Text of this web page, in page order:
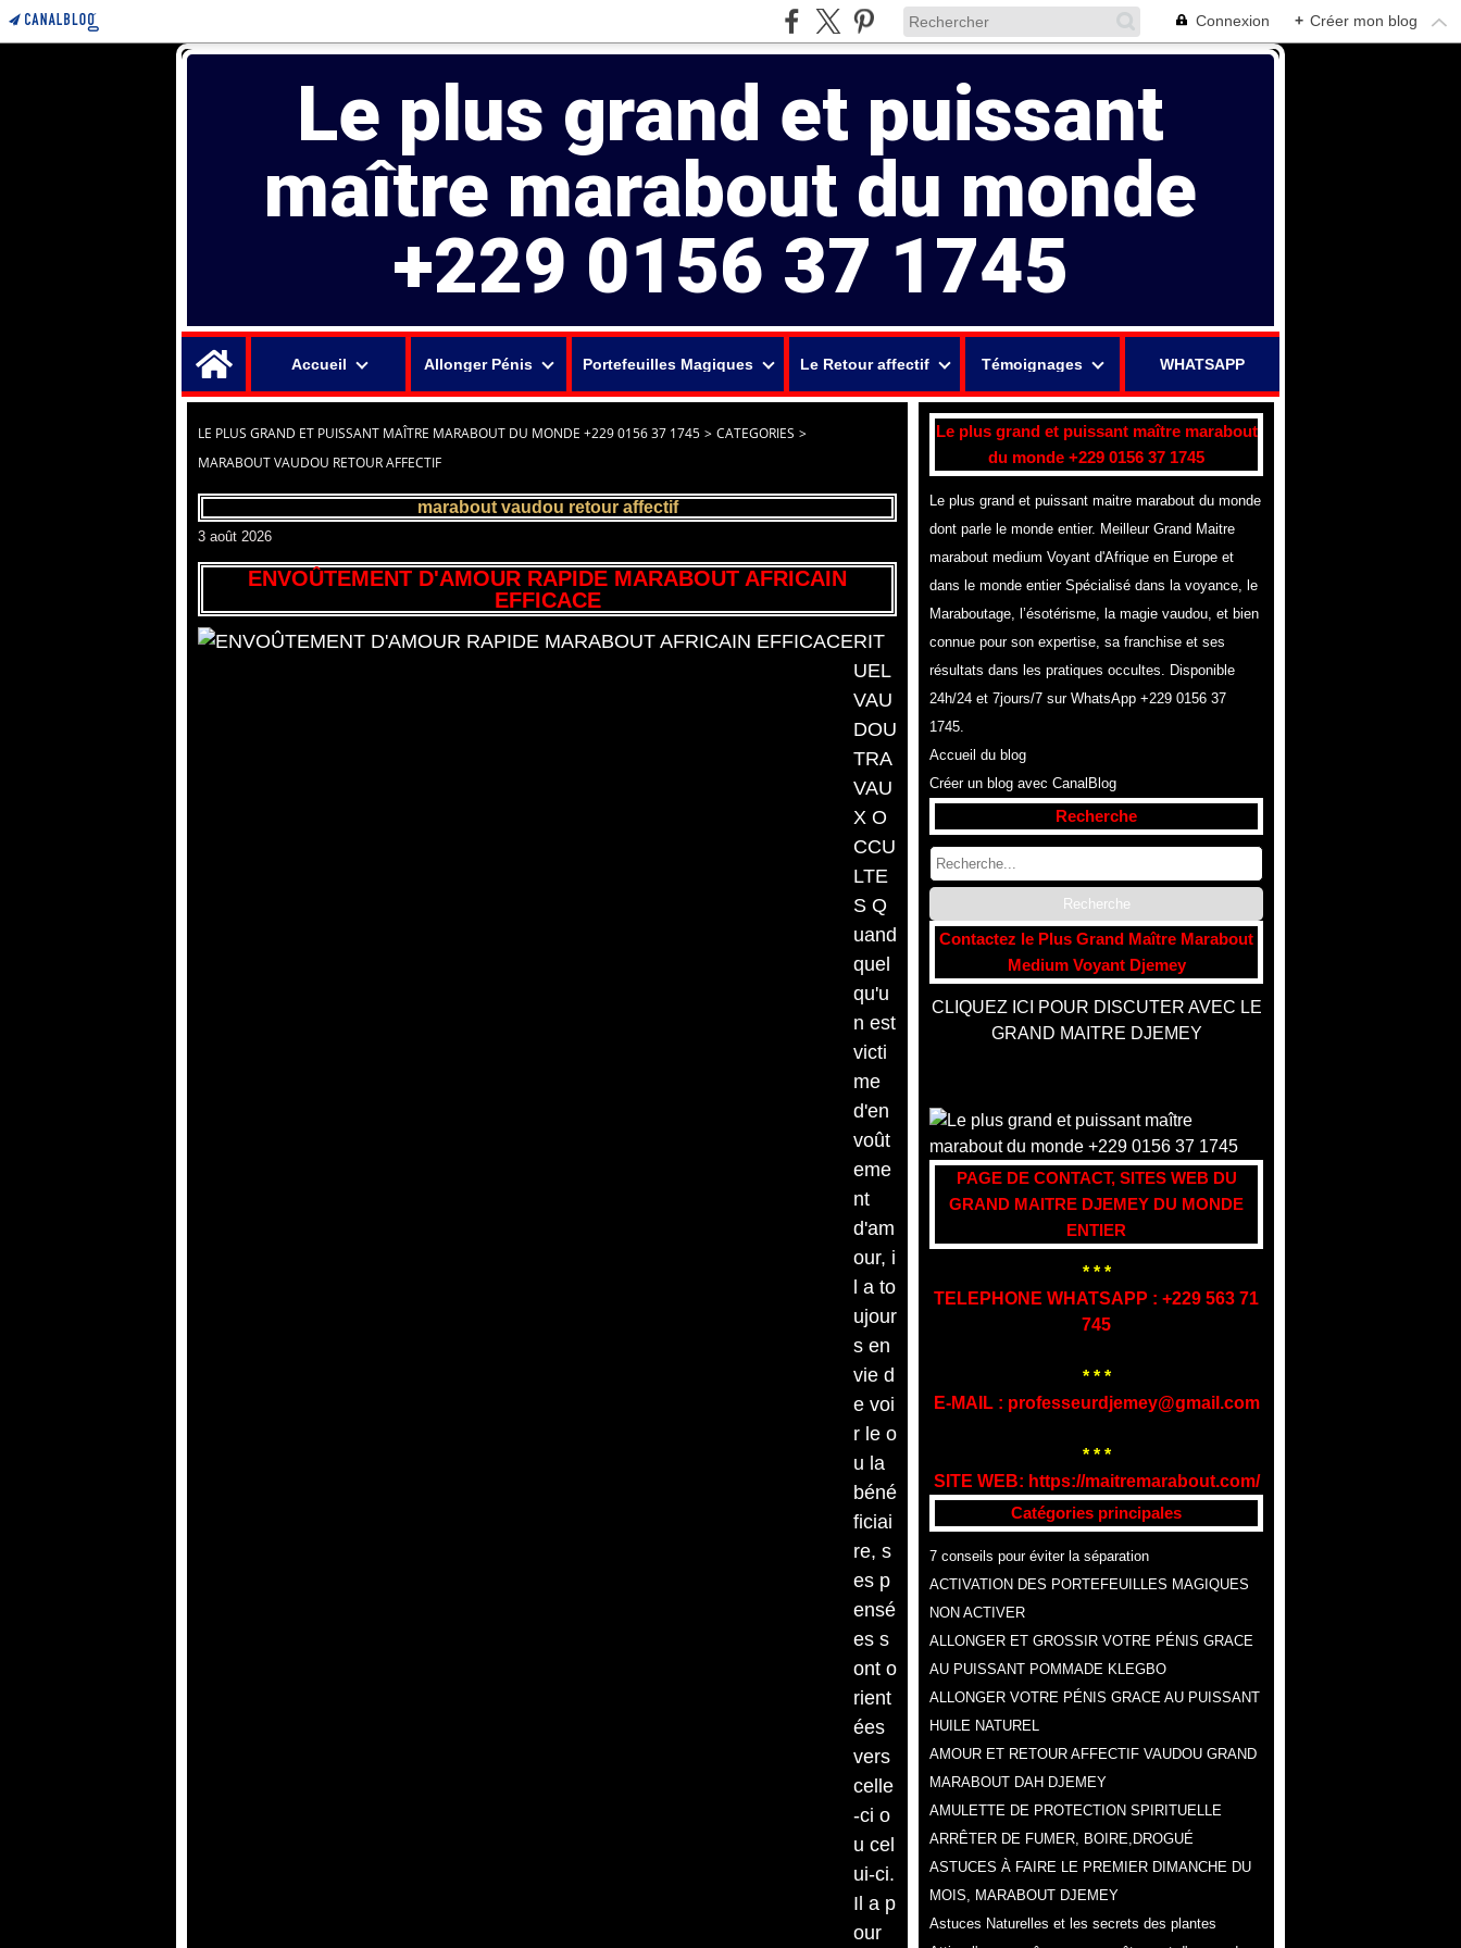
Connexion + Créer mon blog
Le plus grand et puissant
maître marabout du monde
+229 0156 37 1745
Accueil
Allonger Pénis Portefeuilles Magiques Le Retour affectif Témoignages WHATSAPP
LE PLUS GRAND ET PUISSANT MAÎTRE MARABOUT DU MONDE +229 0156 37 1745 > CATEGORIES >
MARABOUT VAUDOU RETOUR AFFECTIF
marabout vaudou retour affectif
3 août 2026
ENVOÛTEMENT D'AMOUR RAPIDE MARABOUT AFRICAIN
EFFICACE
RIT
UEL
VAU
DOU
TRA
VAU
X O
CCU
LTE
S Q
uand
quel
qu'u
n est
victi
me
d'en
voût
eme
nt
d'am
our, i
l a to
ujour
s en
vie d
e voi
r le o
u la
béné
ficiai
re, s
es p
ensé
es s
ont o
rient
ées
vers
celle
-ci o
u cel
ui-ci.
Il a p
our
Le plus grand et puissant maître marabout
du monde +229 0156 37 1745
Le plus grand et puissant maitre marabout du monde
dont parle le monde entier. Meilleur Grand Maitre
marabout medium Voyant d'Afrique en Europe et
dans le monde entier Spécialisé dans la voyance, le
Maraboutage, l’ésotérisme, la magie vaudou, et bien
connue pour son expertise, sa franchise et ses
résultats dans les pratiques occultes. Disponible
24h/24 et 7jours/7 sur WhatsApp +229 0156 37
1745.
Accueil du blog
Créer un blog avec CanalBlog
Recherche
Contactez le Plus Grand Maître Marabout
Medium Voyant Djemey
CLIQUEZ ICI POUR DISCUTER AVEC LE
GRAND MAITRE DJEMEY
PAGE DE CONTACT, SITES WEB DU
GRAND MAITRE DJEMEY DU MONDE
ENTIER
* * *
TELEPHONE WHATSAPP : +229 563 71
745
* * *
E-MAIL : professeurdjemey@gmail.com
* * *
SITE WEB: https://maitremarabout.com/
Catégories principales
7 conseils pour éviter la séparation
ACTIVATION DES PORTEFEUILLES MAGIQUES
NON ACTIVER
ALLONGER ET GROSSIR VOTRE PÉNIS GRACE
AU PUISSANT POMMADE KLEGBO
ALLONGER VOTRE PÉNIS GRACE AU PUISSANT
HUILE NATUREL
AMOUR ET RETOUR AFFECTIF VAUDOU GRAND
MARABOUT DAH DJEMEY
AMULETTE DE PROTECTION SPIRITUELLE
ARRÊTER DE FUMER, BOIRE,DROGUÉ
ASTUCES À FAIRE LE PREMIER DIMANCHE DU
MOIS, MARABOUT DJEMEY
Astuces Naturelles et les secrets des plantes